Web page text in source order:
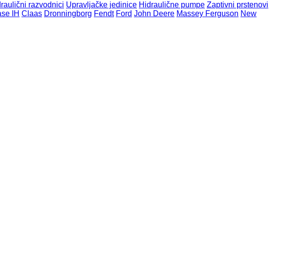
razvodnici Upravljačke jedinice Hidraulične pumpe Zaptivni prstenovi
IH Claas Dronningborg Fendt Ford John Deere Massey Ferguson New